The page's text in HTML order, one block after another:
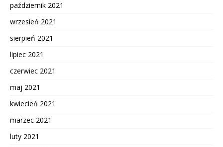
październik 2021
wrzesień 2021
sierpień 2021
lipiec 2021
czerwiec 2021
maj 2021
kwiecień 2021
marzec 2021
luty 2021